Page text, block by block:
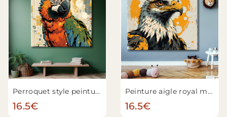
Perroquet style peinture moderne
16.5€
Peinture aigle royal moderne
16.5€